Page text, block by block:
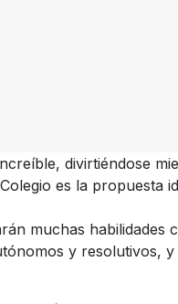
divirtiéndose
es la propuesta
muchas habilidades
y resolutivos, y